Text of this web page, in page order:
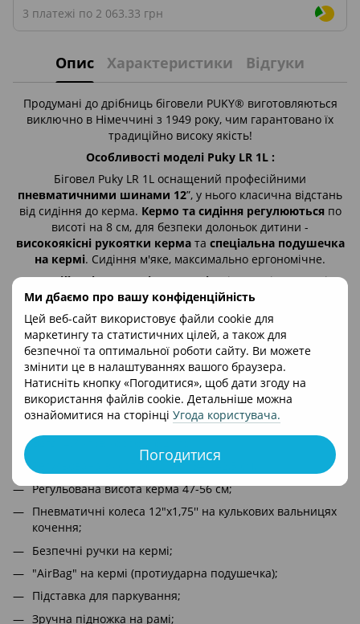
Ми дбаємо про вашу конфіденційність
Цей веб-сайт використовує файли cookie для
маркетингу та статистичних цілей, а також для
безпечної та оптимальної роботи сайту. Ви можете
змінити це в налаштуваннях вашого браузера.
Натисніть кнопку «Погодитися», щоб дати згоду на
використання файлів cookie. Детальніше можна
ознайомитися на сторінці Угода користувача.
Погодитися
3 платежі по 2 063.33 грн
Опис Характеристики Відгуки
Продумані до дрібниць біговели PUKY® виготовляються
виключно в Німеччині з 1949 року, чим гарантовано їх
традиційно високу якість!
Особливості моделі Puky LR 1L :
Біговел Puky LR 1L оснащений професійними
пневматичними шинами 12”, у нього класична відстань
від сидіння до керма. Кермо та сидіння регулюються по
висоті на 8 см, для безпеки долоньок дитини -
високоякісні рукоятки кермата спеціальна подушечка
на кермі. Сидіння м'яке, максимально ергономічне.
Англійські кулькові вальниціу вісях коліс та кермі
гарантують плавний та рівний хід. А пневматичні шини
12” дозволяють досягти відмінного накату та розвинути
достатню швидкість.
Рама
з безпечним низьким
розташуванням платформи вкрита
ударостійким
порошковим покриттям
. В комплекті підставка для
Технічні характеристики:
На зріст від 90 до 115 см;
Вага: 4,7 кг (в коробці 6,2 кг);
Регульована висота сидіння 34 - 42,5 см;
Регульована висота керма 47-56 см;
Пневматичні колеса 12"х1,75'' на кулькових вальницях
кочення;
Безпечні ручки на кермі;
"AirBag" на кермі (протиударна подушечка);
Підставка для паркування;
Зручна підножка на рамі;